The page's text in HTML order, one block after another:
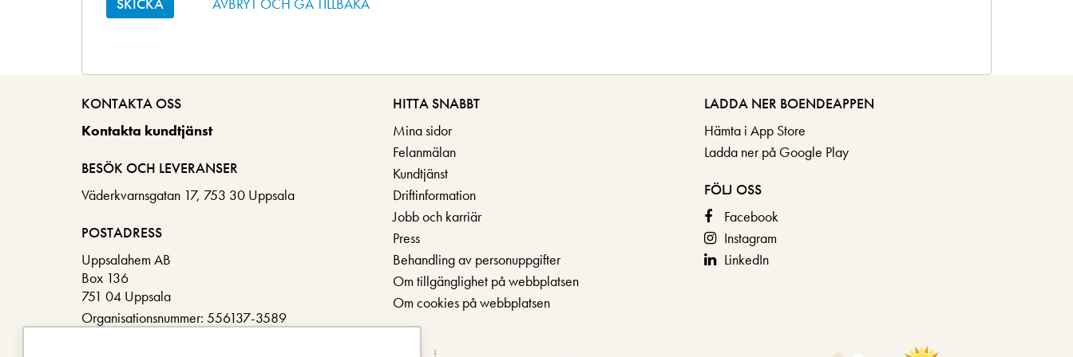
KONTAKTA OSS
Kontakta kundtjänst
BESÖK OCH LEVERANSER
Väderkvarnsgatan 17, 753 30 Uppsala
POSTADRESS
Uppsalahem AB
Box 136
751 04 Uppsala
Organisationsnummer: 556137-3589
HITTA SNABBT
Mina sidor
Felanmälan
Kundtjänst
Driftinformation
Jobb och karriär
Press
Behandling av personuppgifter
Om tillgänglighet på webbplatsen
Om cookies på webbplatsen
LADDA NER BOENDEAPPEN
Hämta i App Store
Ladda ner på Google Play
FÖLJ OSS
Facebook
Instagram
LinkedIn